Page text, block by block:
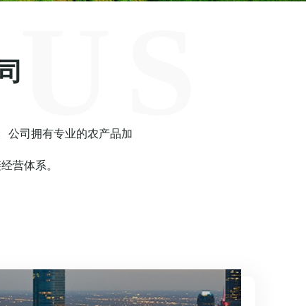
公司拥有专业的农产品加
营体系。